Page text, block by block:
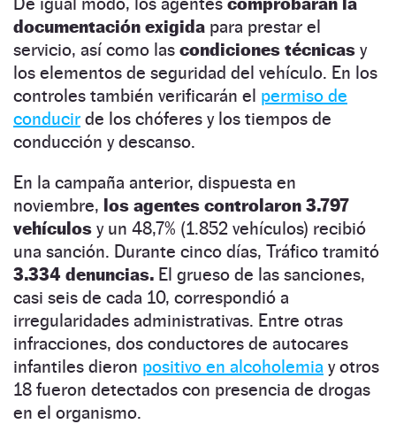
documentación exigida para prestar el
servicio, así como las condiciones técnicas y
los elementos de seguridad del vehículo. En los
controles también verificarán el permiso de
conducir de los chóferes y los tiempos de
conducción y descanso.
En la campaña anterior, dispuesta en
noviembre, los agentes controlaron 3.797
vehículos y un 48,7% (1.852 vehículos) recibió
una sanción. Durante cinco días, Tráfico tramitó
3.334 denuncias. El grueso de las sanciones,
casi seis de cada 10, correspondió a
irregularidades administrativas. Entre otras
infracciones, dos conductores de autocares
infantiles dieron positivo en alcoholemia y otros
18 fueron detectados con presencia de drogas
en el organismo.